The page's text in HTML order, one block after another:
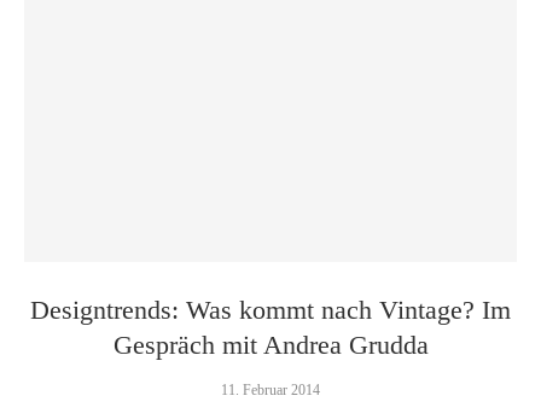
Designtrends: Was kommt nach Vintage? Im
Gespräch mit Andrea Grudda
11. Februar 2014